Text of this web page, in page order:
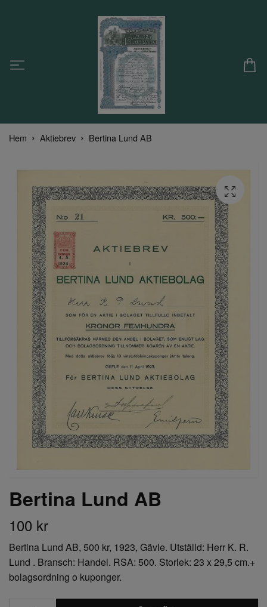
Hem Aktiebrev Bertina Lund AB
Bertina Lund AB
100 kr
Bertina Lund AB, 500 kr, 1923, Gävle. Utställd: Herr K. R.
Lund . Bransch: Handel. RSA: 500. Storlek: 23 x 29,5 cm.+
bolagsordning o kuponger.